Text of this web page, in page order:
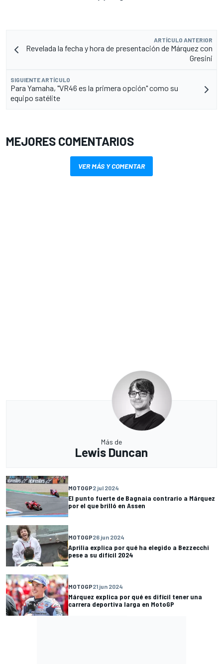
ARTÍCULO ANTERIOR
Revelada la fecha y hora de presentación de Márquez con
Gresini
SIGUIENTE ARTÍCULO
Para Yamaha, "VR46 es la primera opción" como su
equipo satélite
MEJORES COMENTARIOS
VER MÁS Y COMENTAR
Más de
Lewis Duncan
MOTOGP2 jul 2024
El punto fuerte de Bagnaia contrario a Márquez
por el que brilló en Assen
MOTOGP26 jun 2024
Aprilia explica por qué ha elegido a Bezzecchi
pese a su difícil 2024
MOTOGP21 jun 2024
Márquez explica por qué es difícil tener una
carrera deportiva larga en MotoGP